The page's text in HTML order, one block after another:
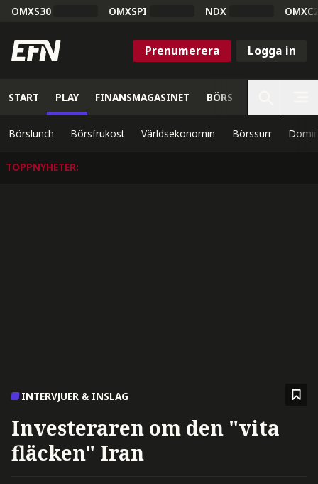
OMXS30 OMXSPI NDX
Prenumerera Logga in
START PLAY FINANSMAGASINET BÖRS
Börslunch Börsfrukost Världsekonomin Börssurr
TOPPNYHETER:
INTERVJUER & INSLAG
Investeraren om den "vita
fläcken" Iran